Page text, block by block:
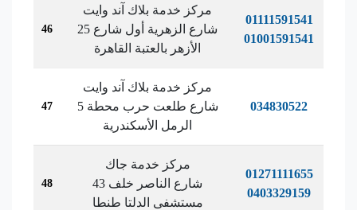
46
مركز خدمة بلاك آند وايت
25 شارع الزهرية أول شارع
الأزهر بالعتبة القاهرة
01111591541
01001591541
47
مركز خدمة بلاك آند وايت
5 شارع طلعت حرب محطة
الرمل الأسكندرية
034830522
48
مركز خدمة جاك
43 شارع الناصر خلف
مستشفى الدلتا طنطا
01271111655
0403329159